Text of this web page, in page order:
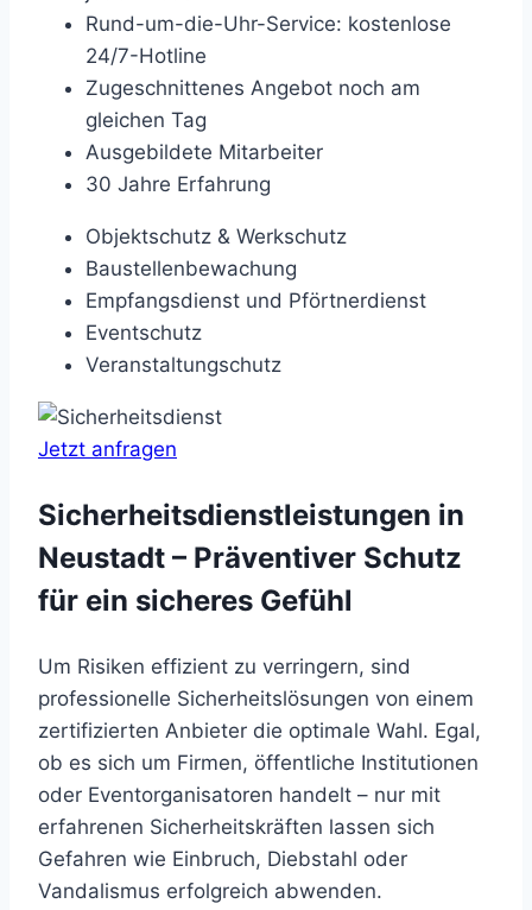
Rund-um-die-Uhr-Service: kostenlose
24/7-Hotline
Zugeschnittenes Angebot noch am
gleichen Tag
Ausgebildete Mitarbeiter
30 Jahre Erfahrung
Objektschutz & Werkschutz
Baustellenbewachung
Empfangsdienst und Pförtnerdienst
Eventschutz
Veranstaltungschutz
Jetzt anfragen
Sicherheitsdienstleistungen in
Neustadt – Präventiver Schutz
für ein sicheres Gefühl
Um Risiken effizient zu verringern, sind
professionelle Sicherheitslösungen von einem
zertifizierten Anbieter die optimale Wahl. Egal,
ob es sich um Firmen, öffentliche Institutionen
oder Eventorganisatoren handelt – nur mit
erfahrenen Sicherheitskräften lassen sich
Gefahren wie Einbruch, Diebstahl oder
Vandalismus erfolgreich abwenden.